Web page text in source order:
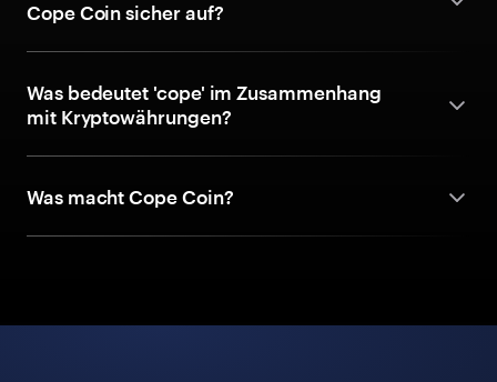
Cope Coin sicher auf?
Was bedeutet 'cope' im Zusammenhang
mit Kryptowährungen?
Was macht Cope Coin?